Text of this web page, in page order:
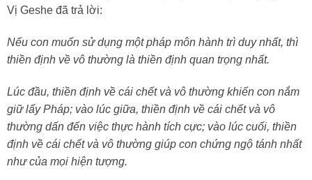
Vị Geshe đã trả lời:
Nếu con muốn sử dụng một pháp môn hành trì duy nhất, thì
thiền định về vô thường là thiền định quan trọng nhất.
Lúc đầu, thiền định về cái chết và vô thường khiến con nắm
giữ lấy Pháp; vào lúc giữa, thiền định về cái chết và vô
thường dấn đến việc thực hành tích cực; vào lúc cuối, thiền
định về cái chết và vô thường giúp con chứng ngộ tánh nhất
như của mọi hiện tượng.